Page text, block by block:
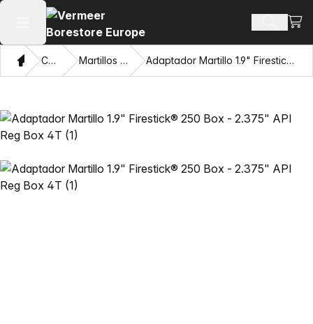
Abrir menú principal Buscar
Ver
Hogar
Catálogo Martillos Mincon™ HDD Adaptador Martillo 1.9" Firestick® 250 Box - 2.375" API Reg Box 4T